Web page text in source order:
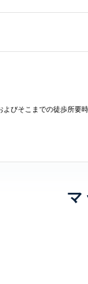
びそこまでの徒歩所要時